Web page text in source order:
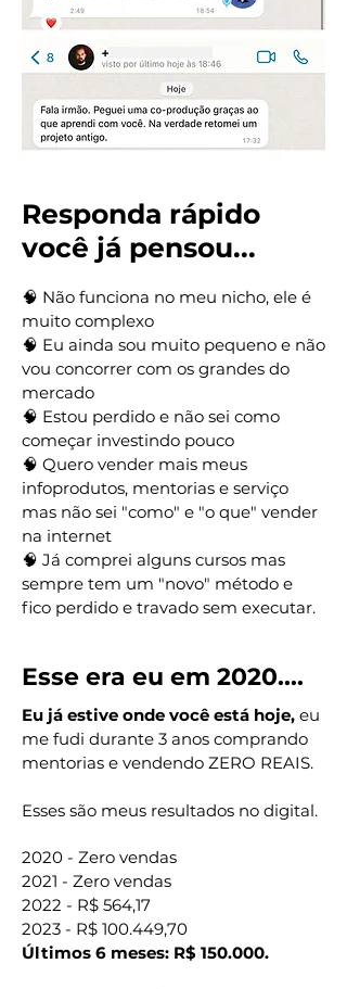
Responda rápido
você já pensou...
🧠 Não funciona no meu nicho, ele é
muito complexo
🧠 Eu ainda sou muito pequeno e não
vou concorrer com os grandes do
mercado
🧠 Estou perdido e não sei como
começar investindo pouco
🧠 Quero vender mais meus
infoprodutos, mentorias e serviço
mas não sei "como" e "o que" vender
na internet
🧠 Já comprei alguns cursos mas
sempre tem um "novo" método e
fico perdido e travado sem executar.
Esse era eu em 2020....
Eu já estive onde você está hoje, eu
me fudi durante 3 anos comprando
mentorias e vendendo ZERO REAIS.
Esses são meus resultados no digital.
2020 - Zero vendas
2021 - Zero vendas
2022 - R$ 564,17
2023 - R$ 100.449,70
Últimos 6 meses: R$ 150.000.